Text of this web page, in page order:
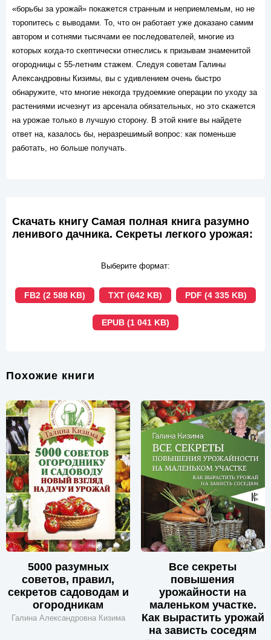
«борьбы за урожай» покажется странным и неприемлемым, но не
торопитесь с выводами. То, что он работает уже доказано самим
автором и сотнями тысячами ее последователей, многие из
которых когда-то скептически отнеслись к призывам знаменитой
огородницы с 55-летним стажем. Следуя советам Галины
Александровны Кизимы, вы с удивлением очень быстро
обнаружите, что многие некогда трудоемкие операции по уходу за
растениями исчезнут из арсенала обязательных, но это скажется
на урожае только в лучшую сторону. В этой книге вы найдете
ответ на, казалось бы, неразрешимый вопрос: как поменьше
работать, но больше получать.
Скачать книгу Самая полная книга разумно
ленивого дачника. Секреты легкого урожая:
Выберите формат:
FB2 (2 588 KB) TXT (642 KB) PDF (4 335 KB)
EPUB (1 041 KB)
Похожие книги
5000 разумных
советов, правил,
секретов садоводам и
огородникам
Галина Александровна Кизима
Все секреты
повышения
урожайности на
маленьком участке.
Как вырастить урожай
на зависть соседям